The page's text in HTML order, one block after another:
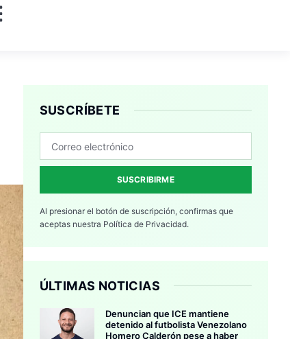
SUSCRÍBETE
SUSCRIBIRME
Al presionar el botón de suscripción, confirmas que
aceptas nuestra Política de Privacidad.
ÚLTIMAS NOTICIAS
Denuncian que ICE mantiene
detenido al futbolista Venezolano
Homero Calderón pese a haber